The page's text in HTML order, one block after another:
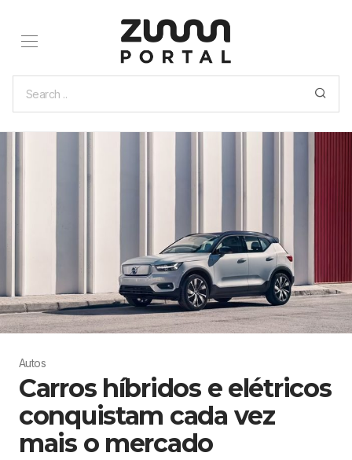
Autos
Carros híbridos e elétricos
conquistam cada vez
mais o mercado